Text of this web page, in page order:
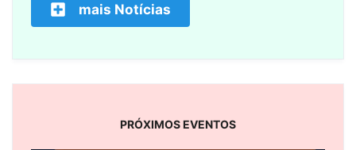
mais Notícias
PRÓXIMOS EVENTOS